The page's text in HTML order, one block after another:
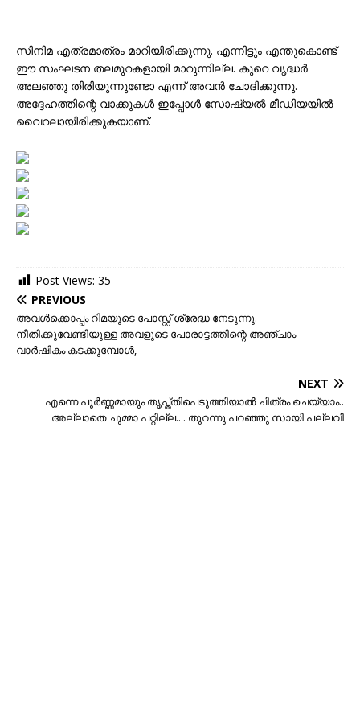
സിനിമ എത്രമാത്രം മാറിയിരിക്കുന്നു. എന്നിട്ടും എന്തുകൊണ്ട്
ഈ സംഘടന തലമുറകളായി മാറുന്നില്ല. കുറെ വൃദ്ധർ
അലഞ്ഞു തിരിയുന്നുണ്ടോ എന്ന് അവൻ ചോദിക്കുന്നു.
അദ്ദേഹത്തിന്റെ വാക്കുകൾ ഇപ്പോൾ സോഷ്യൽ മീഡിയയിൽ
വൈറലായിരിക്കുകയാണ്.
Post Views: 35
PREVIOUS
അവൾക്കൊപ്പം റിമയുടെ പോസ്റ്റ്‌ ശ്രേദ്ധ നേടുന്നു.
നീതിക്കുവേണ്ടിയുള്ള അവളുടെ പോരാട്ടത്തിന്റെ അഞ്ചാം
വാർഷികം കടക്കുമ്പോൾ,
NEXT
എന്നെ പൂർണ്ണമായും തൃപ്ത്തിപെടുത്തിയാൽ ചിത്രം ചെയ്യാം..
അല്ലാതെ ചുമ്മാ പറ്റില്ല.. . തുറന്നു പറഞ്ഞു സായി പല്ലവി